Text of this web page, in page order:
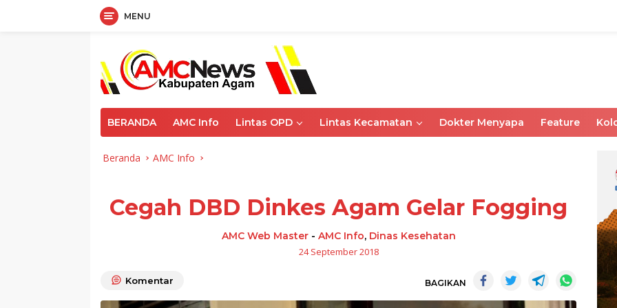
MENU
BERANDA AMC Info Lintas OPD Lintas Kecamatan Dokter Menyapa Feature
Beranda AMC Info
Cegah DBD Dinkes Agam Gelar Fogging
AMC Web Master- AMC Info, Dinas Kesehatan
24 September 2018
Komentar BAGIKAN